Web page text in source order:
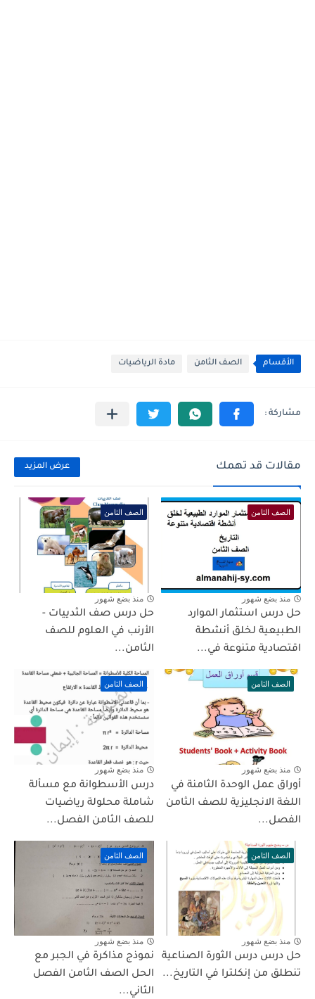
الأقسام الصف الثامن مادة الرياضيات
مقالات قد تهمك عرض المزيد
الصف الثامن
منذ بضع شهور
حل درس استثمار الموارد
الطبيعية لخلق أنشطة
اقتصادية متنوعة في...
الصف الثامن
منذ بضع شهور
حل درس صف الثدييات -
الأرنب في العلوم للصف
الثامن...
الصف الثامن
منذ بضع شهور
أوراق عمل الوحدة الثامنة في
اللغة الانجليزية للصف الثامن
الفصل...
الصف الثامن
منذ بضع شهور
درس الأسطوانة مع مسألة
شاملة محلولة رياضيات
للصف الثامن الفصل...
الصف الثامن
منذ بضع شهور
حل درس درس الثورة الصناعية
تنطلق من إنكلترا في التاريخ...
الصف الثامن
منذ بضع شهور
نموذج مذاكرة في الجبر مع
الحل الصف الثامن الفصل
الثاني...